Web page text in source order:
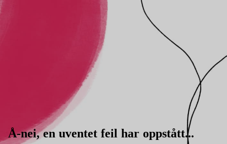
Å-nei, en uventet feil har oppstått...